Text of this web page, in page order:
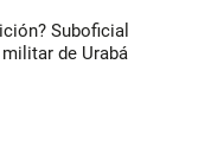
Suboficial
de Urabá